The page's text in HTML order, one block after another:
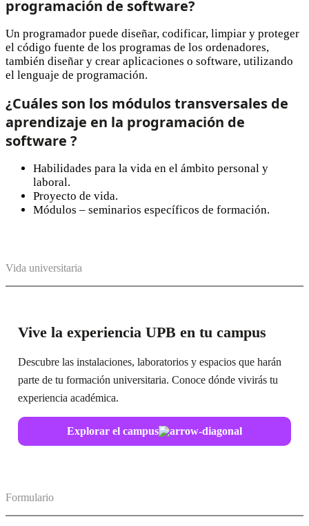
programación de software?
Un programador puede diseñar, codificar, limpiar y proteger
el código fuente de los programas de los ordenadores,
también diseñar y crear aplicaciones o software, utilizando
el lenguaje de programación.
¿Cuáles son los módulos transversales de
aprendizaje en la programación de
software ?
Habilidades para la vida en el ámbito personal y
laboral.​
Proyecto de vida.​
Módulos – seminarios específicos de formación.
Vida universitaria
Vive la experiencia UPB en tu campus
Descubre las instalaciones, laboratorios y espacios que harán
parte de tu formación universitaria. Conoce dónde vivirás tu
experiencia académica.
Explorar el campus
Formulario